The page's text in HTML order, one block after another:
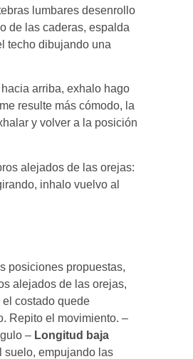
lumbares desenrollo
de las caderas, espalda
techo dibujando una
arriba, exhalo hago
resulte más cómodo, la
y volver a la posición
alejados de las orejas:
inhalo vuelvo al
posiciones propuestas,
alejados de las orejas,
costado quede
Repito el movimiento. –
– Longitud baja
suelo, empujando las